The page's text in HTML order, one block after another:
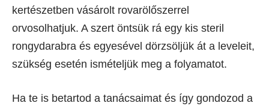
kertészetben vásárolt rovarölőszerrel
orvosolhatjuk. A szert öntsük rá egy kis steril
rongydarabra és egyesével dörzsöljük át a leveleit,
szükség esetén ismételjük meg a folyamatot.
Ha te is betartod a tanácsaimat és így gondozod a